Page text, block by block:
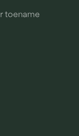
toename